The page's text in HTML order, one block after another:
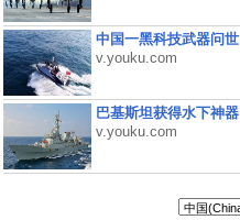
中国一黑科技武器问世
v.youku.com
巴基斯坦获得水下神器
v.youku.com